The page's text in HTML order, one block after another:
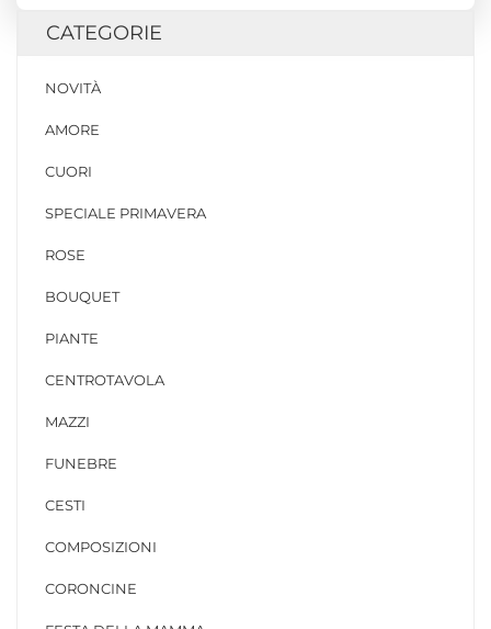
CATEGORIE
NOVITÀ
AMORE
CUORI
SPECIALE PRIMAVERA
ROSE
BOUQUET
PIANTE
CENTROTAVOLA
MAZZI
FUNEBRE
CESTI
COMPOSIZIONI
CORONCINE